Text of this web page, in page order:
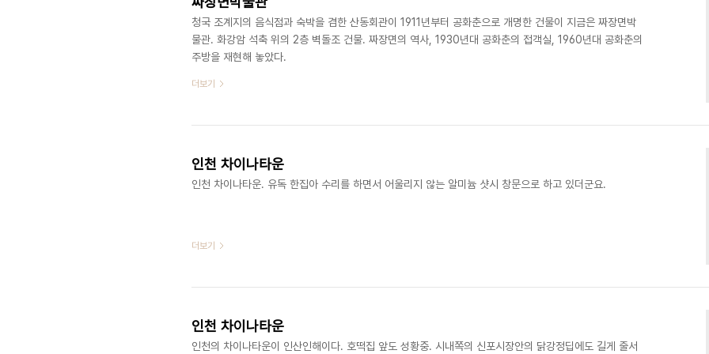
청국 조계지의 음식점과 숙박을 겸한 산동회관이 1911년부터 공화춘으로 개명한 건물이 지금은 짜장면박
물관. 화강암 석축 위의 2층 벽돌조 건물. 짜장면의 역사, 1930년대 공화춘의 접객실, 1960년대 공화춘의
주방을 재현해 놓았다. ​​​
더보기
인천 차이나타운
​​인천 차이나타운. 유독 한집아 수리를 하면서 어울리지 않는 알미늄 샷시 창문으로 하고 있더군요. ​​​​
더보기
인천 차이나타운
​​인천의 차이나타운이 인산인해이다. 호떡집 앞도 성황중. 시내쪽의 신포시장안의 닭강정딥에도 길게 줄서